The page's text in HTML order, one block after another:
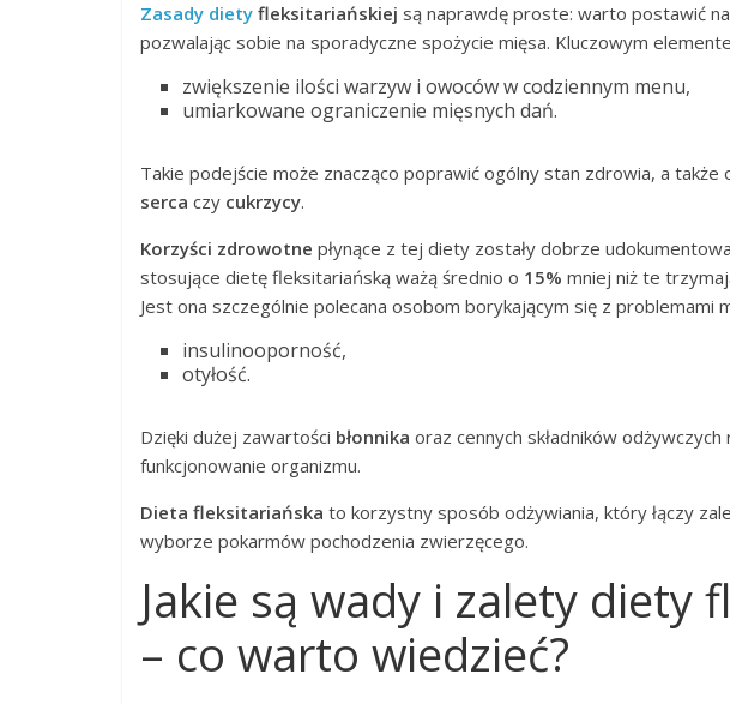
Zasady diety fleksitariańskiej są naprawdę proste: warto postawić na
pozwalając sobie na sporadyczne spożycie mięsa. Kluczowym
zwiększenie ilości warzyw i owoców w codziennym menu,
umiarkowane ograniczenie mięsnych dań.
Takie podejście może znacząco poprawić ogólny stan zdrowia, a także
serca czy cukrzycy.
Korzyści zdrowotne płynące z tej diety zostały dobrze
stosujące dietę fleksitariańską ważą średnio o 15% mniej niż te
Jest ona szczególnie polecana osobom borykającym się z problemami
insulinooporność,
otyłość.
Dzięki dużej zawartości błonnika oraz cennych składników
funkcjonowanie organizmu.
Dieta fleksitariańska to korzystny sposób odżywiania, który łączy
wyborze pokarmów pochodzenia zwierzęcego.
Jakie są wady i zalety diety
– co warto wiedzieć?